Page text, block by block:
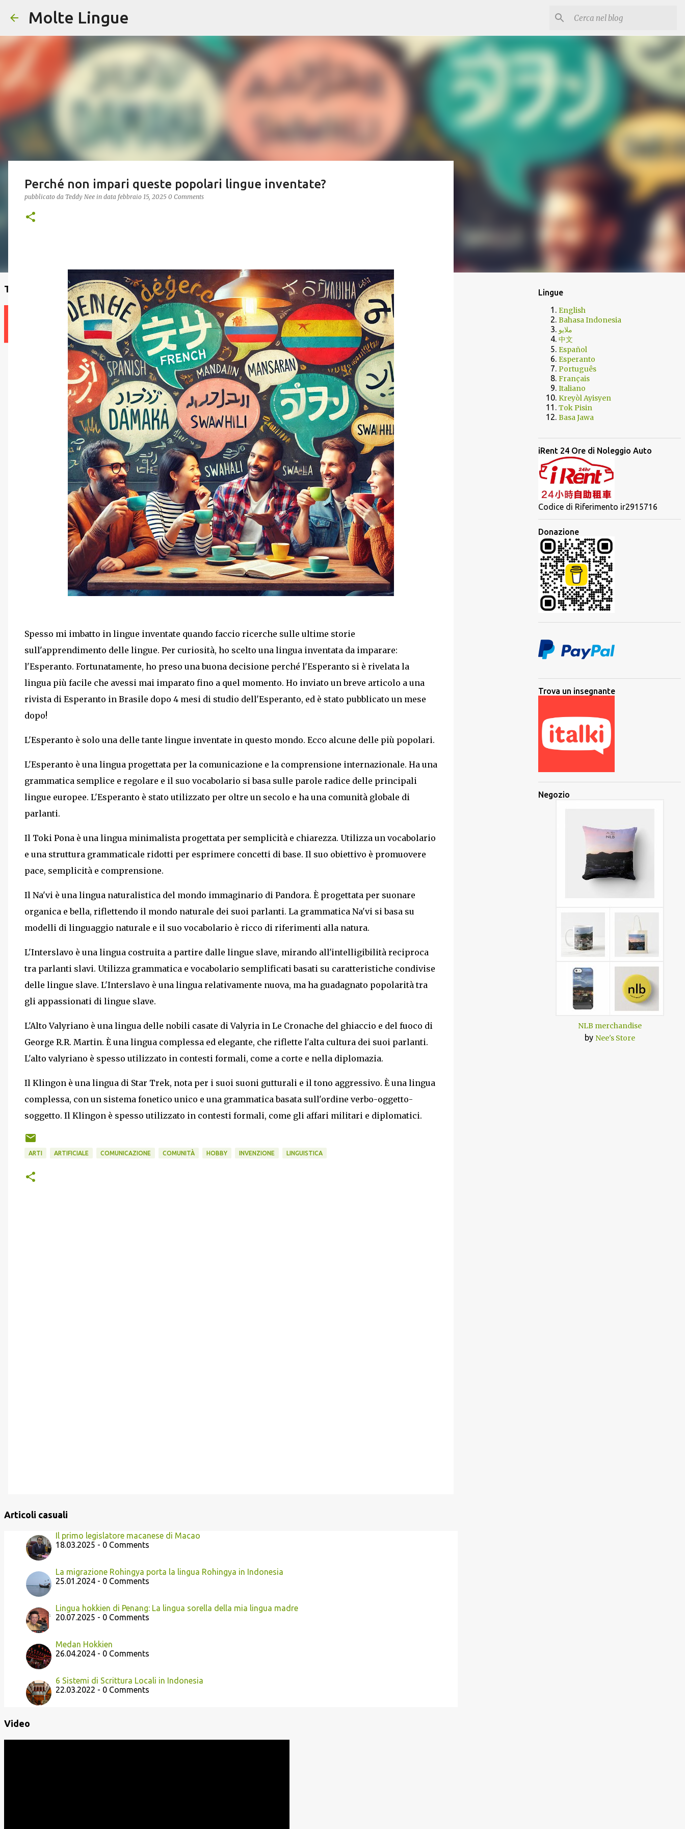
Molte Lingue
Trova un insegnante
Perché non impari queste popolari lingue inventate?
pubblicato da Teddy Nee in data febbraio 15, 2025 0 Comments
Spesso mi imbatto in lingue inventate quando faccio ricerche sulle ultime storie
sull'apprendimento delle lingue. Per curiosità, ho scelto una lingua inventata da imparare:
l'Esperanto. Fortunatamente, ho preso una buona decisione perché l'Esperanto si è rivelata la
lingua più facile che avessi mai imparato fino a quel momento. Ho inviato un breve articolo a una
rivista di Esperanto in Brasile dopo 4 mesi di studio dell'Esperanto, ed è stato pubblicato un mese
dopo!
L'Esperanto è solo una delle tante lingue inventate in questo mondo. Ecco alcune delle più popolari.
L'Esperanto è una lingua progettata per la comunicazione e la comprensione internazionale. Ha una
grammatica semplice e regolare e il suo vocabolario si basa sulle parole radice delle principali
lingue europee. L'Esperanto è stato utilizzato per oltre un secolo e ha una comunità globale di
parlanti.
Il Toki Pona è una lingua minimalista progettata per semplicità e chiarezza. Utilizza un vocabolario
e una struttura grammaticale ridotti per esprimere concetti di base. Il suo obiettivo è promuovere
pace, semplicità e comprensione.
Il Na'vi è una lingua naturalistica del mondo immaginario di Pandora. È progettata per suonare
organica e bella, riflettendo il mondo naturale dei suoi parlanti. La grammatica Na'vi si basa su
modelli di linguaggio naturale e il suo vocabolario è ricco di riferimenti alla natura.
L'Interslavo è una lingua costruita a partire dalle lingue slave, mirando all'intelligibilità reciproca
tra parlanti slavi. Utilizza grammatica e vocabolario semplificati basati su caratteristiche condivise
delle lingue slave. L'Interslavo è una lingua relativamente nuova, ma ha guadagnato popolarità tra
gli appassionati di lingue slave.
L'Alto Valyriano è una lingua delle nobili casate di Valyria in Le Cronache del ghiaccio e del fuoco di
George R.R. Martin. È una lingua complessa ed elegante, che riflette l'alta cultura dei suoi parlanti.
L'alto valyriano è spesso utilizzato in contesti formali, come a corte e nella diplomazia.
Il Klingon è una lingua di Star Trek, nota per i suoi suoni gutturali e il tono aggressivo. È una lingua
complessa, con un sistema fonetico unico e una grammatica basata sull'ordine verbo-oggetto-
soggetto. Il Klingon è spesso utilizzato in contesti formali, come gli affari militari e diplomatici.
ARTI ARTIFICIALE COMUNICAZIONE COMUNITÀ HOBBY INVENZIONE LINGUISTICA
Articoli casuali
Il primo legislatore macanese di Macao
18.03.2025 - 0 Comments
La migrazione Rohingya porta la lingua Rohingya in Indonesia
25.01.2024 - 0 Comments
Lingua hokkien di Penang: La lingua sorella della mia lingua madre
20.07.2025 - 0 Comments
Medan Hokkien
26.04.2024 - 0 Comments
6 Sistemi di Scrittura Locali in Indonesia
22.03.2022 - 0 Comments
Video
Lingue
English
Bahasa Indonesia
ملايو
中文
Español
Esperanto
Português
Français
Italiano
Kreyòl Ayisyen
Tok Pisin
Basa Jawa
iRent 24 Ore di Noleggio Auto
Codice di Riferimento ir2915716
Donazione
Trova un insegnante
Negozio
NLB merchandise
by Nee's Store